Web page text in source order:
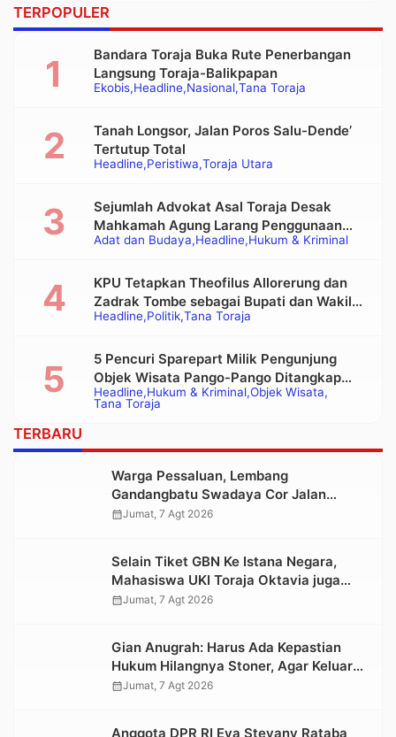
TERPOPULER
Ekobis Headline Nasional Tana Toraja
Bandara Toraja Buka Rute Penerbangan
Langsung Toraja-Balikpapan
Headline Peristiwa Toraja Utara
Tanah Longsor, Jalan Poros Salu-Dende’
Tertutup Total
Adat dan Budaya Headline Hukum & Kriminal
Sejumlah Advokat Asal Toraja Desak
Mahkamah Agung Larang Penggunaan
Alat Berat pada Eksekusi Rumah Adat
Headline Politik Tana Toraja
KPU Tetapkan Theofilus Allorerung dan
Zadrak Tombe sebagai Bupati dan Wakil
Bupati Tana Toraja Terpilih
Headline Hukum & Kriminal Objek Wisata
Tana Toraja
5 Pencuri Sparepart Milik Pengunjung
Objek Wisata Pango-Pango Ditangkap
Polisi
TERBARU
Warga Pessaluan, Lembang
Gandangbatu Swadaya Cor Jalan
Kabupaten
calendar_monthJumat, 7 Agt 2026
Selain Tiket GBN Ke Istana Negara,
Mahasiswa UKI Toraja Oktavia juga
Lolos ke Pekan Seni Mahasiswa
calendar_monthJumat, 7 Agt 2026
Gian Anugrah: Harus Ada Kepastian
Hukum Hilangnya Stoner, Agar Keluarga
tidak Larut dalam Trauma dan
calendar_monthJumat, 7 Agt 2026
Anggota DPR RI Eva Stevany Rataba